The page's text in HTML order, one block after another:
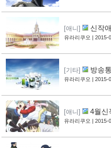
[애니]
신작
플로 겟츠당한
유라리쿠오 | 2015-
[기타]
방송
속 차단 보류
유라리쿠오 | 2015-
[애니]
4월신
개 [67]
유라리쿠오 | 2015-